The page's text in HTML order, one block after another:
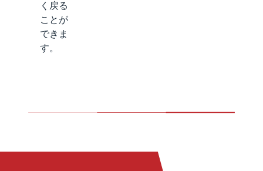
く戻る
ことが
できま
す。